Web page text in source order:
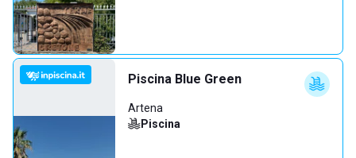
Piscina Blue Green
Artena
Piscina